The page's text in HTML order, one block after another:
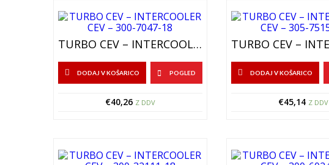
TURBO CEV – INTERCOOLER CEV – 300-7047-18
DODAJ V KOŠARICO POGLED
€40,26 Z DDV
DODAJ V KOŠARICO
€45,14 Z DDV